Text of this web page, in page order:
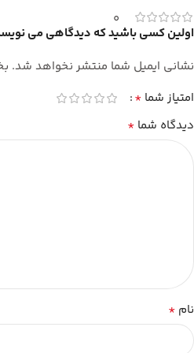
0
اولین کسی باشید که دیدگاهی می
نشانی ایمیل شما منتشر نخواهد شد.
امتیاز شما *
دیدگاه شما *
نام *